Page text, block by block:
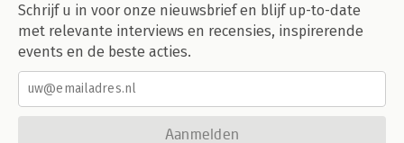
Schrijf u in voor onze nieuwsbrief en blijf up-to-date
met relevante interviews en recensies, inspirerende
events en de beste acties.
Aanmelden